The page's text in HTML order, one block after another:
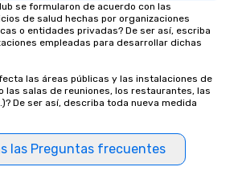
se formularon de acuerdo con las
de salud hechas por organizaciones
o entidades privadas? De ser así, escriba
empleadas para desarrollar dichas
las áreas públicas y las instalaciones de
las salas de reuniones, los restaurantes, las
De ser así, describa toda nueva medida
las Preguntas frecuentes